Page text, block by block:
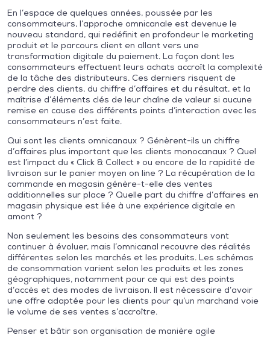
En l’espace de quelques années, poussée par les
consommateurs, l’approche omnicanale est devenue le
nouveau standard, qui redéfinit en profondeur le marketing
produit et le parcours client en allant vers une
transformation digitale du paiement. La façon dont les
consommateurs effectuent leurs achats accroît la complexité
de la tâche des distributeurs. Ces derniers risquent de
perdre des clients, du chiffre d’affaires et du résultat, et la
maîtrise d’éléments clés de leur chaîne de valeur si aucune
remise en cause des différents points d’interaction avec les
consommateurs n’est faite.
Qui sont les clients omnicanaux ? Génèrent-ils un chiffre
d’affaires plus important que les clients monocanaux ? Quel
est l’impact du « Click & Collect » ou encore de la rapidité de
livraison sur le panier moyen on line ? La récupération de la
commande en magasin génère-t-elle des ventes
additionnelles sur place ? Quelle part du chiffre d’affaires en
magasin physique est liée à une expérience digitale en
amont ?
Non seulement les besoins des consommateurs vont
continuer à évoluer, mais l’omnicanal recouvre des réalités
différentes selon les marchés et les produits. Les schémas
de consommation varient selon les produits et les zones
géographiques, notamment pour ce qui est des points
d’accès et des modes de livraison. Il est nécessaire d’avoir
une offre adaptée pour les clients pour qu’un marchand voie
le volume de ses ventes s’accroître.
Penser et bâtir son organisation de manière agile